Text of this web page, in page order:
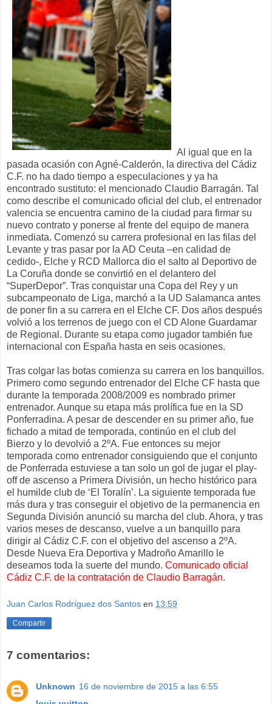
Al igual que en la
pasada ocasión con Agné-Calderón, la directiva del Cádiz
C.F. no ha dado tiempo a especulaciones y ya ha
encontrado sustituto: el mencionado Claudio Barragán. Tal
como describe el comunicado oficial del club, el entrenador
valencia se encuentra camino de la ciudad para firmar su
nuevo contrato y ponerse al frente del equipo de manera
inmediata. Comenzó su carrera profesional en las filas del
Levante y tras pasar por la AD Ceuta –en calidad de
cedido-, Elche y RCD Mallorca dio el salto al Deportivo de
La Coruña donde se convirtió en el delantero del
“SuperDepor”. Tras conquistar una Copa del Rey y un
subcampeonato de Liga, marchó a la UD Salamanca antes
de poner fin a su carrera en el Elche CF. Dos años después
volvió a los terrenos de juego con el CD Alone Guardamar
de Regional. Durante su etapa como jugador también fue
internacional con España hasta en seis ocasiones.
Tras colgar las botas comienza su carrera en los banquillos.
Primero como segundo entrenador del Elche CF hasta que
durante la temporada 2008/2009 es nombrado primer
entrenador. Aunque su etapa más prolífica fue en la SD
Ponferradina. A pesar de descender en su primer año, fue
fichado a mitad de temporada, continúo en el club del
Bierzo y lo devolvió a 2ºA. Fue entonces su mejor
temporada como entrenador consiguiendo que el conjunto
de Ponferrada estuviese a tan solo un gol de jugar el play-
off de ascenso a Primera División, un hecho histórico para
el humilde club de ‘El Toralín’. La siguiente temporada fue
más dura y tras conseguir el objetivo de la permanencia en
Segunda División anunció su marcha del club. Ahora, y tras
varios meses de descanso, vuelve a un banquillo para
dirigir al Cádiz C.F. con el objetivo del ascenso a 2ºA.
Desde Nueva Era Deportiva y Madroño Amarillo le
deseamos toda la suerte del mundo. Comunicado oficial
Cádiz C.F. de la contratación de Claudio Barragán.
Juan Carlos Rodríguez dos Santos en 13:59
Compartir
7 comentarios:
Unknown 16 de noviembre de 2015 a las 6:55